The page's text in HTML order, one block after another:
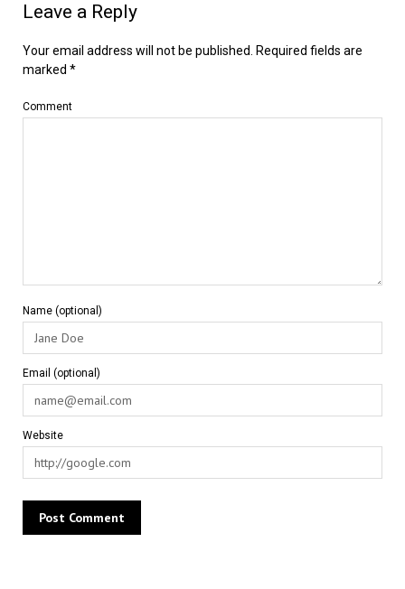
Leave a Reply
Your email address will not be published.
Required fields are
marked *
Comment
Name (optional)
Email (optional)
Website